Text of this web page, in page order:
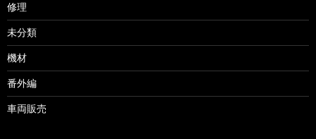
修理
未分類
機材
番外編
車両販売